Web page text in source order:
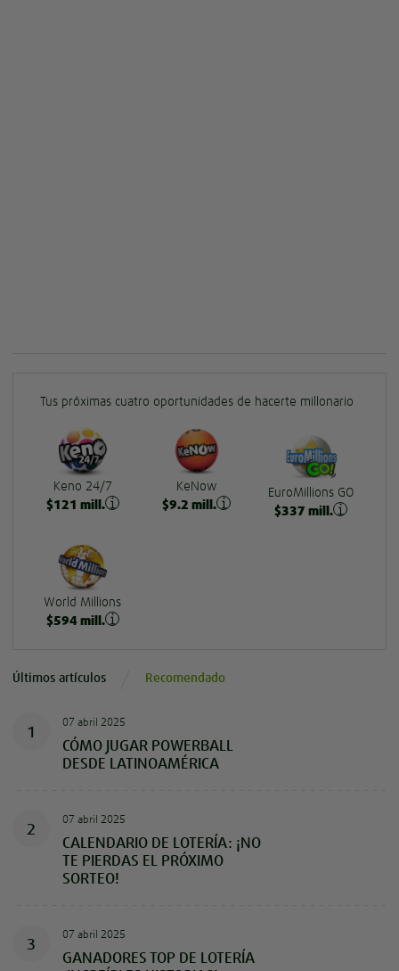
Tus próximas cuatro oportunidades de hacerte millonario
Keno 24/7
$121 mill.
KeNow
$9.2 mill.
EuroMillions GO
$337 mill.
World Millions
$594 mill.
Últimos artículos Recomendado
1 07 abril 2025
CÓMO JUGAR POWERBALL
DESDE LATINOAMÉRICA
2 07 abril 2025
CALENDARIO DE LOTERÍA: ¡NO
TE PIERDAS EL PRÓXIMO
SORTEO!
3 07 abril 2025
GANADORES TOP DE LOTERÍA